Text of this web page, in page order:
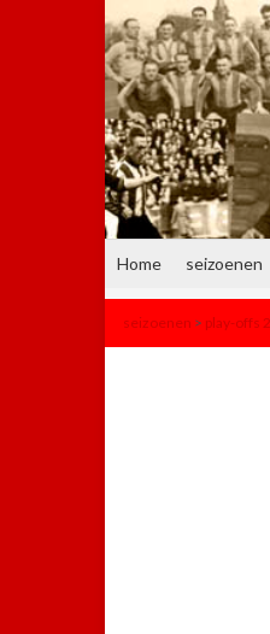
Home seizoenen
seizoenen > play-offs